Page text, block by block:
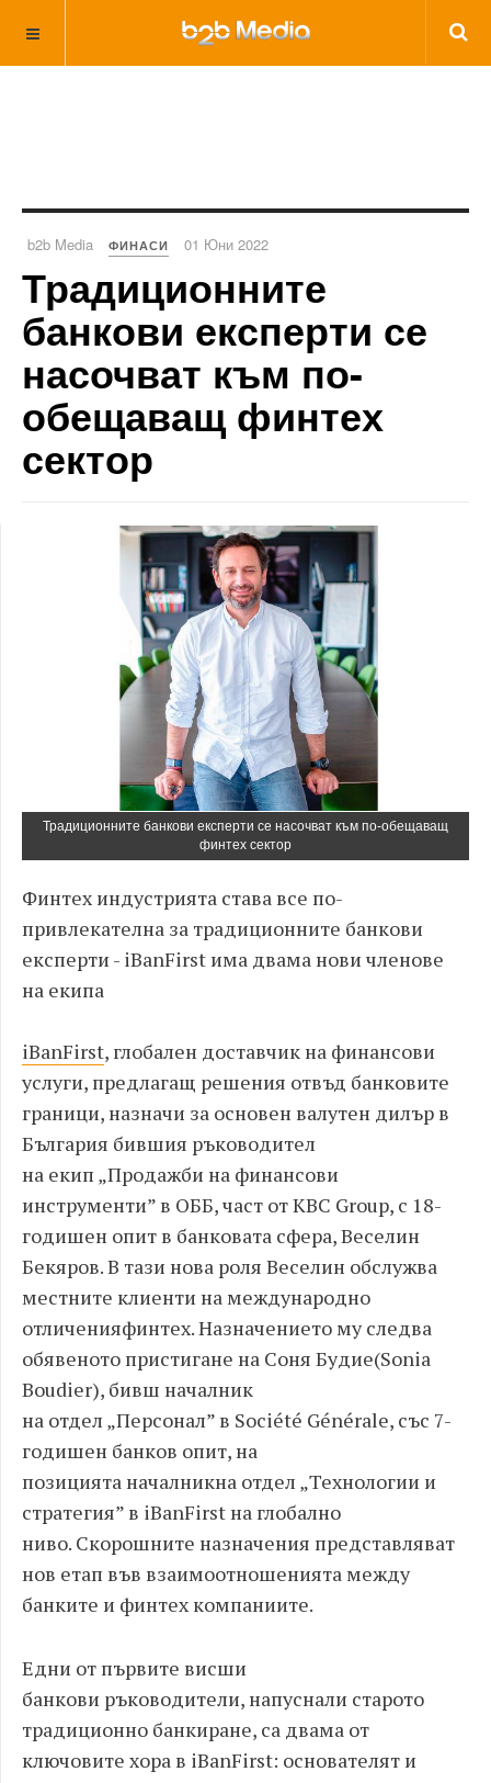
b2b Media ФИНАСИ 01 Юни 2022
Традиционните
банкови експерти се
насочват към по-
обещаващ финтех
сектор
Традиционните банкови експерти се насочват към по-обещаващ
финтех сектор
Финтех индустрията става все по-
привлекателна за традиционните банкови
експерти - iBanFirst има двама нови членове
на екипа
iBanFirst, глобален доставчик на финансови
услуги, предлагащ решения отвъд банковите
граници, назначи за основен валутен дилър в
България бившия ръководител
на екип „Продажби на финансови
инструменти” в ОББ,част отKBC Group, с 18-
годишен опит в банковата сфера,Веселин
Бекяров.В тази нова роля Веселин обслужва
местните клиенти на международно
отличенияфинтех.Назначението му следва
обявеното пристигане на Соня Будие(Sonia
Boudier), бивш началник
на отдел „Персонал” в Société Générale, със 7-
годишен банков опит, на
позицията началникна отдел „Технологии и
стратегия” в iBanFirst на глобално
ниво. Скорошните назначения представляват
нов етап във взаимоотношенията между
банките и финтех компаниите.
Едни от първите висши
банкови ръководители, напуснали старото
традиционно банкиране, са двама от
ключовите хора в iBanFirst: основателят и